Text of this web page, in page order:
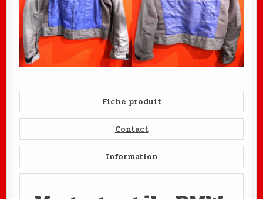
Fiche produit
Contact
Information